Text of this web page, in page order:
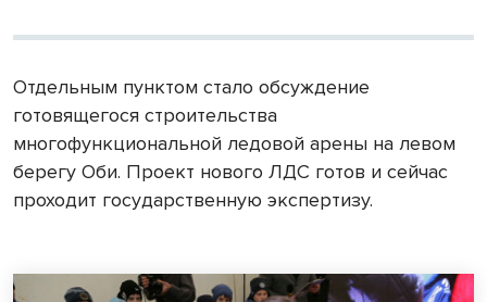
Отдельным пунктом стало обсуждение
готовящегося строительства
многофункциональной ледовой арены на левом
берегу Оби. Проект нового ЛДС готов и сейчас
проходит государственную экспертизу.